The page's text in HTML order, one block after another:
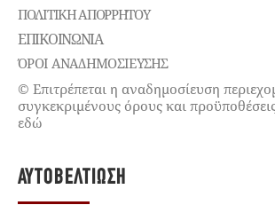
ΠΟΛΙΤΙΚΉ ΑΠΟΡΡΉΤΟΥ
ΕΠΙΚΟΙΝΩΝΊΑ
ΌΡΟΙ ΑΝΑΔΗΜΟΣΙΕΥΣΗΣ
© Επιτρέπεται η αναδημοσίευση
συγκεκριμένους όρους και
εδώ
ΑΥΤΟΒΕΛΤΊΩΣΗ